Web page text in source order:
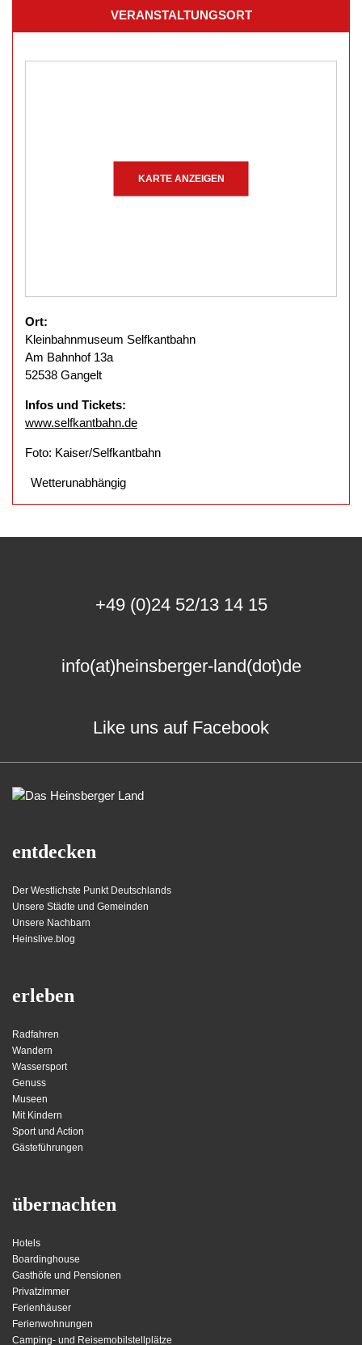
VERANSTALTUNGSORT
KARTE ANZEIGEN
Ort:
Kleinbahnmuseum Selfkantbahn
Am Bahnhof 13a
52538 Gangelt
Infos und Tickets:
www.selfkantbahn.de
Foto: Kaiser/Selfkantbahn
Wetterunabhängig
+49 (0)24 52/13 14 15
info(at)heinsberger-land(dot)de
Like uns auf Facebook
entdecken
Der Westlichste Punkt Deutschlands
Unsere Städte und Gemeinden
Unsere Nachbarn
Heinslive.blog
erleben
Radfahren
Wandern
Wassersport
Genuss
Museen
Mit Kindern
Sport und Action
Gästeführungen
übernachten
Hotels
Boardinghouse
Gasthöfe und Pensionen
Privatzimmer
Ferienhäuser
Ferienwohnungen
Camping- und Reisemobilstellplätze